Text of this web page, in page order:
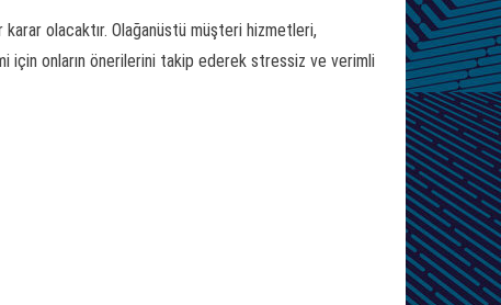
karar olacaktır. Olağanüstü müşteri hizmetleri,
için onların önerilerini takip ederek stressiz ve verimli